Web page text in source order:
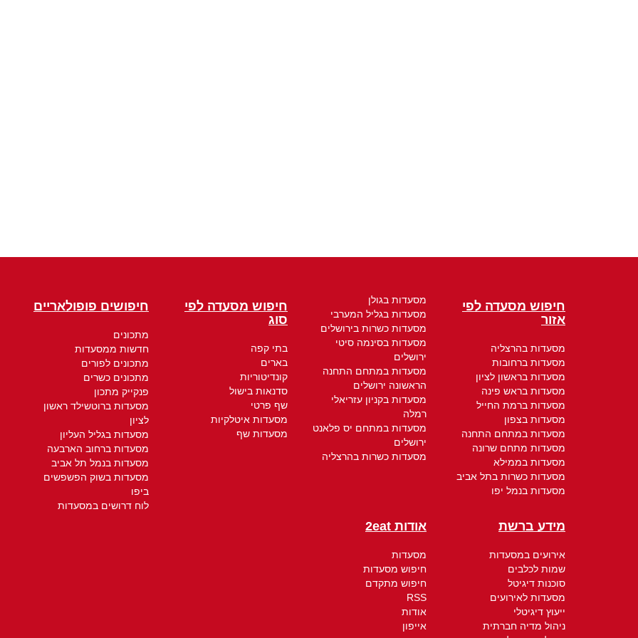
חיפוש מסעדה לפי
אזור
מסעדות בהרצליה
מסעדות ברחובות
מסעדות בראשון לציון
מסעדות בראש פינה
מסעדות ברמת החייל
מסעדות בצפון
מסעדות במתחם התחנה
מסעדות מתחם שרונה
מסעדות בממילא
מסעדות כשרות בתל אביב
מסעדות בנמל יפו
מסעדות בגולן
מסעדות בגליל המערבי
מסעדות כשרות בירושלים
מסעדות בסינמה סיטי
ירושלים
מסעדות במתחם התחנה
הראשונה ירושלים
מסעדות בקניון עזריאלי
רמלה
מסעדות במתחם יס פלאנט
ירושלים
מסעדות כשרות בהרצליה
חיפוש מסעדה לפי
סוג
בתי קפה
בארים
קונדיטוריות
סדנאות בישול
שף פרטי
מסעדות איטלקיות
מסעדות שף
חיפושים פופולאריים
מתכונים
חדשות ממסעדות
מתכונים לפורים
מתכונים כשרים
פנקייק מתכון
מסעדות ברוטשילד ראשון
לציון
מסעדות בגליל העליון
מסעדות ברחוב הארבעה
מסעדות בנמל תל אביב
מסעדות בשוק הפשפשים
ביפו
לוח דרושים במסעדות
מידע ברשת
אירועים במסעדות
שמות לכלבים
סוכנות דיגיטל
מסעדות לאירועים
ייעוץ דיגיטלי
ניהול מדיה חברתית
אודות 2eat
מסעדות
חיפוש מסעדות
חיפוש מתקדם
RSS
אודות
אייפון